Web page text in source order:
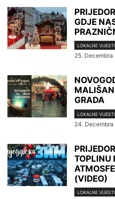
GDJE
LOKALNE VIJESTI
25. Decembra
GRADA
LOKALNE VIJESTI
24. Decembra
TOPLINU
(VIDEO)
LOKALNE VIJESTI